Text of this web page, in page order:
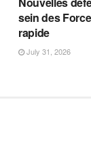
sein des
rapide
July 31, 2026